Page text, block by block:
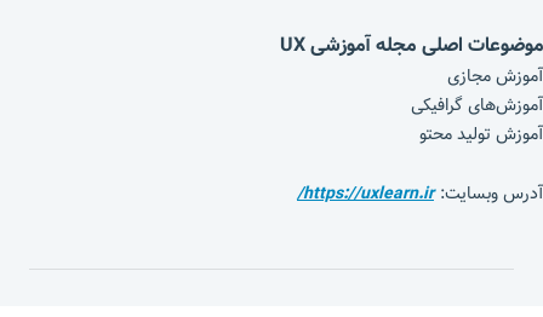
موضوعات اصلی مجله آموزشی UX
آموزش مجازی
آموزش‌های گرافیکی
آموزش تولید محتو
آدرس وبسایت:https://uxlearn.ir/